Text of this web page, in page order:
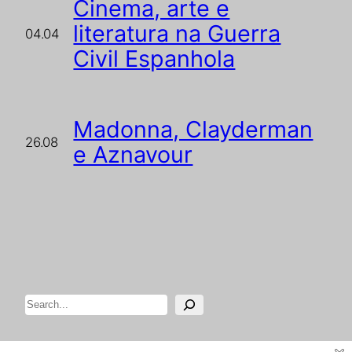
04.04
Cinema, arte e
literatura na Guerra
Civil Espanhola
26.08
Madonna, Clayderman
e Aznavour
Pesquisar